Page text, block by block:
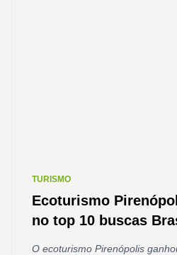
TURISMO
Ecoturismo
no top 10 buscas
O ecoturismo Pirenópolis